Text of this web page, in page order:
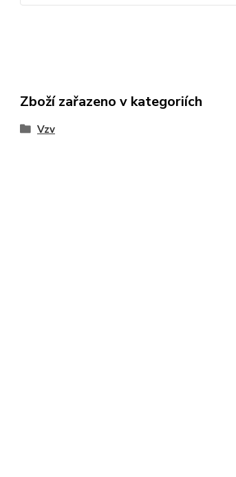
Zboží zařazeno v kategoriích
Vzv